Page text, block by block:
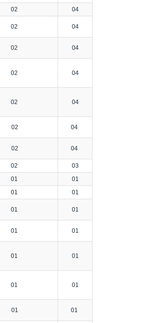
02 04
02 04
02 04
02 04
02 04
02 04
02 04
02
03
01
01
01 01
01 01
01 01
01 01
01 01
01 01